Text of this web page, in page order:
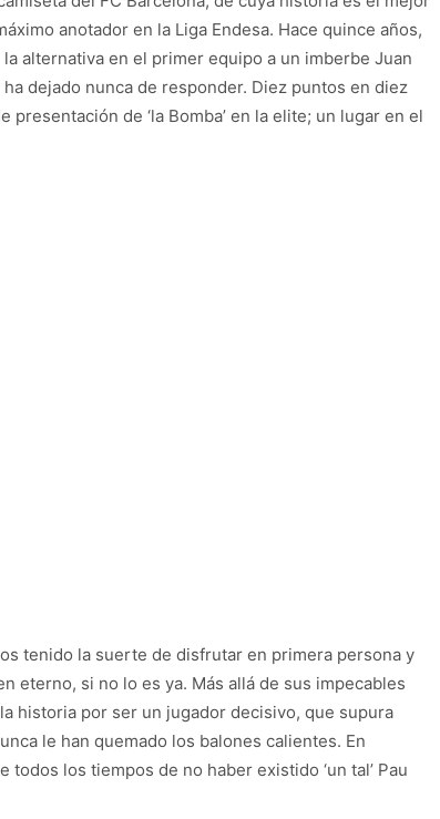
anotador en la Liga Endesa. Hace quince años,
alternativa en el primer equipo a un imberbe Juan
dejado nunca de responder. Diez puntos en diez
de ‘la Bomba’ en la elite; un lugar en el
tenido la suerte de disfrutar en primera persona y
eterno, si no lo es ya. Más allá de sus impecables
historia por ser un jugador decisivo, que supura
le han quemado los balones calientes. En
los tiempos de no haber existido ‘un tal’ Pau